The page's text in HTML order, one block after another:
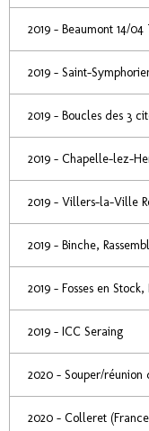
2019 - Beaumont 14/
2019 - Saint-
2019 - Boucles des 3
2019 - Chapelle-lez-
2019 - Villers-la-Ville
2019 - Binche,
2019 - Fosses en
2019 - ICC Seraing
2020 - Souper/réunion
2020 - Colleret